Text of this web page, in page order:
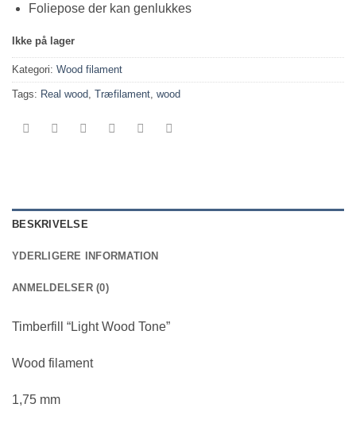
Foliepose der kan genlukkes
Ikke på lager
Kategori: Wood filament
Tags: Real wood, Træfilament, wood
BESKRIVELSE
YDERLIGERE INFORMATION
ANMELDELSER (0)
Timberfill “Light Wood Tone”
Wood filament
1,75 mm